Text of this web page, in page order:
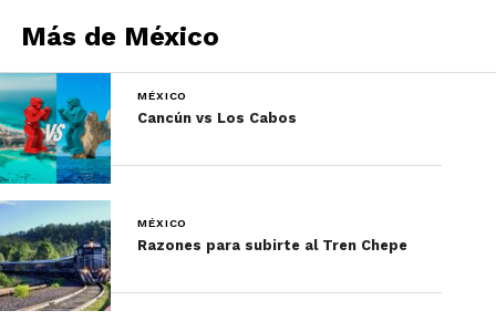
Películas filmadas en Monterrey
Otra película icónica filmada en Monterrey es esta
divertida comedia protagonizada por Jaime Camil
Más de México
MÉXICO
Cancún vs Los Cabos
MÉXICO
Razones para subirte al Tren Chepe